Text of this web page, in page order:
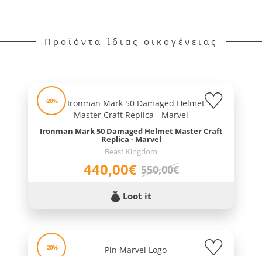
Προϊόντα ίδιας οικογένειας
-20%
Ironman Mark 50 Damaged Helmet Master Craft
Replica - Marvel
Beast Kingdom
440,00€ 550,00€
Loot it
-20%